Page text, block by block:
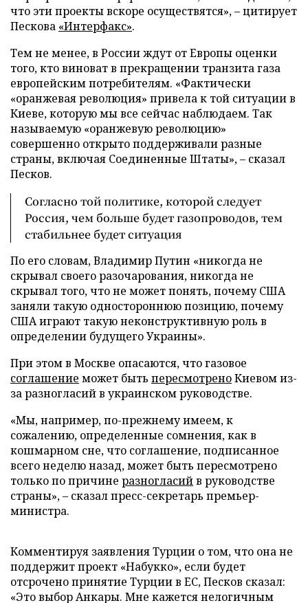
что эти проекты вскоре осуществятся», – цитирует
Пескова «Интерфакс».
Тем не менее, в России ждут от Европы оценки
того, кто виноват в прекращении транзита газа
европейским потребителям. «Фактически
«оранжевая революция» привела к той ситуации в
Киеве, которую мы все сейчас наблюдаем. Так
называемую «оранжевую революцию»
совершенно открыто поддерживали разные
страны, включая Соединенные Штаты», – сказал
Песков.
Согласно той политике, которой следует
Россия, чем больше будет газопроводов, тем
стабильнее будет ситуация
По его словам, Владимир Путин «никогда не
скрывал своего разочарования, никогда не
скрывал того, что не может понять, почему США
заняли такую одностороннюю позицию, почему
США играют такую неконструктивную роль в
определении будущего Украины».
При этом в Москве опасаются, что газовое
соглашение может быть пересмотреноКиевом из-
за разногласий в украинском руководстве.
«Мы, например, по-прежнему имеем, к
сожалению, определенные сомнения, как в
кошмарном сне, что соглашение, подписанное
всего неделю назад, может быть пересмотрено
только по причине разногласийв руководстве
страны», – сказал пресс-секретарь премьер-
министра.
Комментируя заявления Турции о том, что она не
поддержит проект «Набукко», если будет
отсрочено принятие Турции в ЕС, Песков сказал:
«Это выбор Анкары. Мне кажется нелогичным